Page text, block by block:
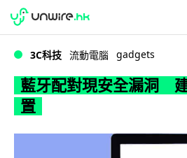
藍牙配對現安全漏洞
WWDC 2026
3C科技 流動電腦 gadgets
藍牙配對現安全漏洞
置